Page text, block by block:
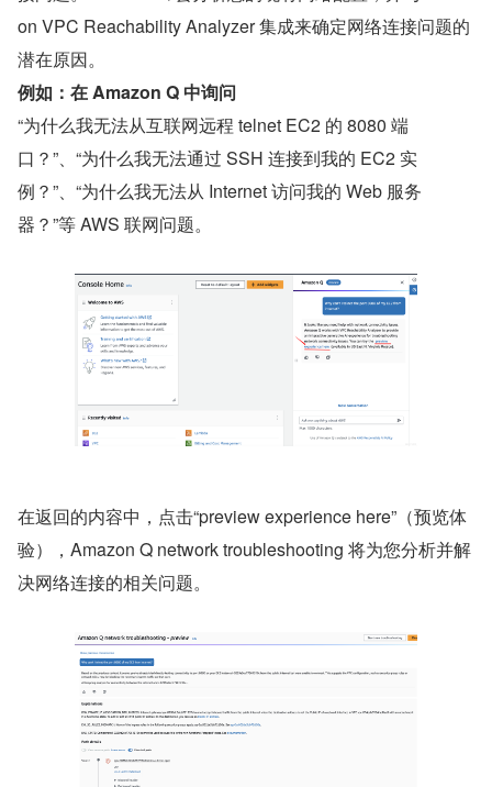
on VPC Reachability Analyzer 集成来确定网络连接问题的
潜在原因。
例如：在 Amazon Q 中询问
“为什么我无法从互联网远程 telnet EC2 的 8080 端
口？”、“为什么我无法通过 SSH 连接到我的 EC2 实
例？”、“为什么我无法从 Internet 访问我的 Web 服务
器？”等 AWS 联网问题。
在返回的内容中，点击“preview experience here”（预览体
验），Amazon Q network troubleshooting 将为您分析并解
决网络连接的相关问题。